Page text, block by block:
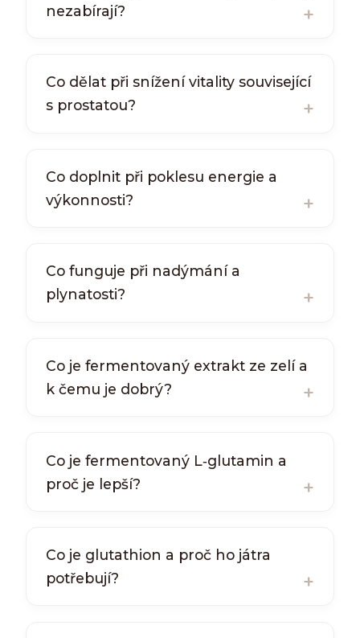
nezabírají?
Co dělat při snížení vitality související
s prostatou?
Co doplnit při poklesu energie a
výkonnosti?
Co funguje při nadýmání a
plynatosti?
Co je fermentovaný extrakt ze zelí a
k čemu je dobrý?
Co je fermentovaný L‑glutamin a
proč je lepší?
Co je glutathion a proč ho játra
potřebují?